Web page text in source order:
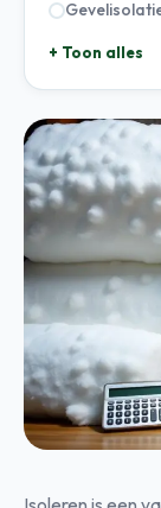
+ Toon alles